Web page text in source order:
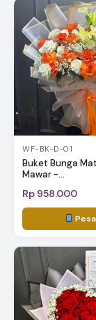
WF-BK-D-01
Buket Bunga
Mawar -...
Rp 958.000